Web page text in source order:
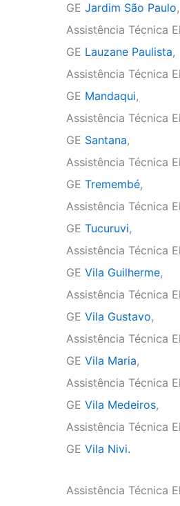
GE Jardim São Paulo,
Assistência Técnica
GE Lauzane Paulista,
Assistência Técnica
GE Mandaqui,
Assistência Técnica
GE Santana,
Assistência Técnica
GE Tremembé,
Assistência Técnica
GE Tucuruvi,
Assistência Técnica
GE Vila Guilherme,
Assistência Técnica
GE Vila Gustavo,
Assistência Técnica
GE Vila Maria,
Assistência Técnica
GE Vila Medeiros,
Assistência Técnica
GE Vila Nivi.
Assistência Técnica